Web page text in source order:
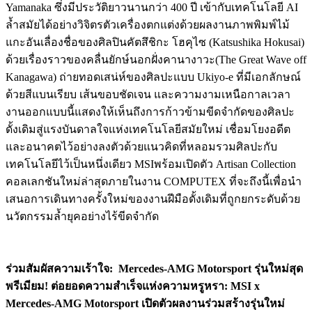
Yamanaka ซึ่งมีประวัติยาวนานกว่า 400 ปี เข้ากับเทคโนโลยี AI
ล้ำสมัยได้อย่างวิจิตรตัวเครื่องตกแต่งด้วยผลงานภาพพิมพ์ไม้
แกะอันเลื่องชื่อของศิลปินคัตสึชิกะ โฮคุไซ (Katsushika Hokusai)
ด้วยเรื่องราวของคลื่นยักษ์นอกฝั่งคานางาวะ(The Great Wave off
Kanagawa) ถ่ายทอดเสน่ห์ของศิลปะแบบ Ukiyo-e ที่มีเอกลักษณ์
ด้วยสีแบนเรียบ เส้นขอบชัดเจน และความงามเหนือกาลเวลา
งานออกแบบนี้แสดงให้เห็นถึงการก้าวข้ามขีดจำกัดของศิลปะ
ดั้งเดิมสู่แรงบันดาลใจแห่งเทคโนโลยีสมัยใหม่ เชื่อมโยงอดีต
และอนาคตไว้อย่างลงตัวด้วยแนวคิดที่หลอมรวมศิลปะกับ
เทคโนโลยีไว้เป็นหนึ่งเดียว MSIพร้อมเปิดตัว Artisan Collection
คอลเลกชันใหม่ล่าสุดภายในงาน COMPUTEX ที่จะถึงนี้เพื่อนำ
เสนอการเดินทางครั้งใหม่ของงานฝีมือดั้งเดิมที่ถูกยกระดับด้วย
นวัตกรรมล้ำยุคอย่างไร้ขีดจำกัด
ร่วมสัมผัสความเร้าใจ: Mercedes-AMG Motorsport รุ่นใหม่สุด
พรีเมียม! ต่อยอดความสำเร็จแห่งความหรูหรา: MSI x
Mercedes-AMG Motorsport เปิดตัวผลงานร่วมสร้างรุ่นใหม่